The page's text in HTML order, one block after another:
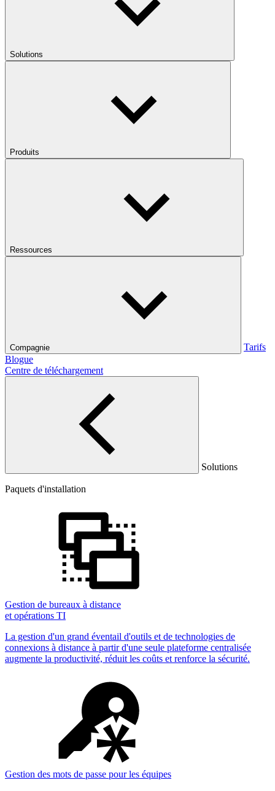
Solutions
Produits
Ressources
Compagnie
Tarifs
Blogue
Centre de téléchargement
Solutions
Paquets d'installation
Gestion de bureaux à distance
et opérations TI
La gestion d'un grand éventail d'outils et de technologies de
connexions à distance à partir d'une seule plateforme centralisée
augmente la productivité, réduit les coûts et renforce la sécurité.
Gestion des mots de passe pour les équipes